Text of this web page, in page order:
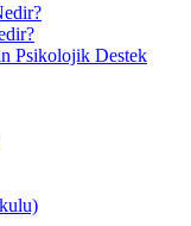
Psikolojik Destek